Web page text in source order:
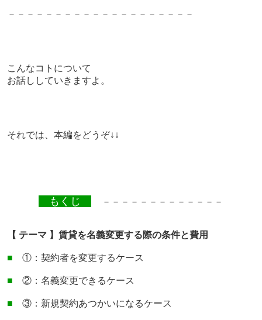
－－－－－－－－－－－－－ －－－－－－－
こんなコトについて
お話ししていきますよ。
それでは、本編をどうぞ↓↓
もくじ －－－－－－－－－－－－－
【 テーマ 】賃貸を名義変更する際の条件と費用
■ ①：契約者を変更するケース
■ ②：名義変更できるケース
■ ③：新規契約あつかいになるケース